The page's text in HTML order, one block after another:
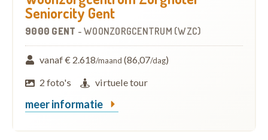
Seniorcity Gent
9000 GENT - WOONZORGCENTRUM (WZC)
vanaf € 2.618/maand (86,07/dag)
2 foto's
virtuele tour
meer informatie